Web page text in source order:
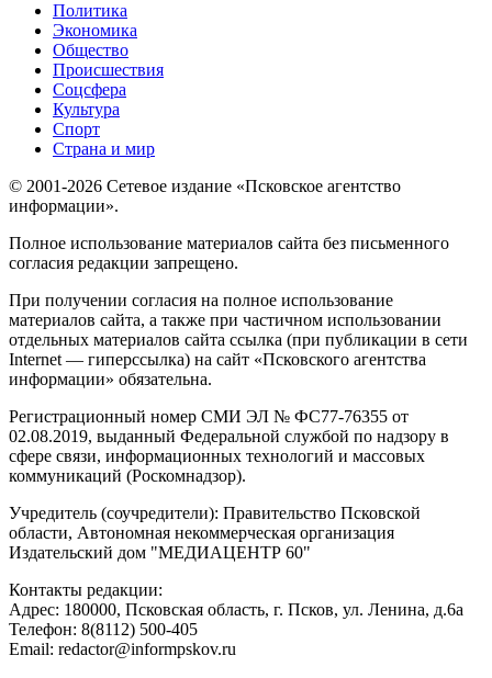
Политика
Экономика
Общество
Происшествия
Соцсфера
Культура
Спорт
Страна и мир
© 2001-2026 Сетевое издание «Псковское агентство
информации».
Полное использование материалов сайта без письменного
согласия редакции запрещено.
При получении согласия на полное использование
материалов сайта, а также при частичном использовании
отдельных материалов сайта ссылка (при публикации в сети
Internet — гиперссылка) на сайт «Псковского агентства
информации» обязательна.
Регистрационный номер СМИ ЭЛ № ФС77-76355 от
02.08.2019, выданный Федеральной службой по надзору в
сфере связи, информационных технологий и массовых
коммуникаций (Роскомнадзор).
Учредитель (соучредители): Правительство Псковской
области, Автономная некоммерческая организация
Издательский дом "МЕДИАЦЕНТР 60"
Контакты редакции:
Адреc: 180000, Псковская область, г. Псков, ул. Ленина, д.6а
Телефон: 8(8112) 500-405
Email: redactor@informpskov.ru